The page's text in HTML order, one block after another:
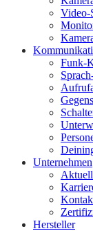
Video-
Funk-
Unternehmen
Hersteller